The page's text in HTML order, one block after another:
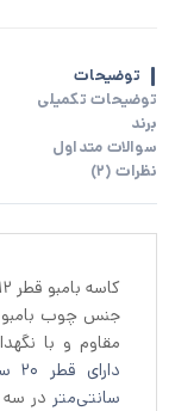
توضیحات
توضیحات تکمیلی
برند
سوالات متداول
نظرات (2)
جنس چوب بامبو
مقاوم و با
سانتی‌متر در